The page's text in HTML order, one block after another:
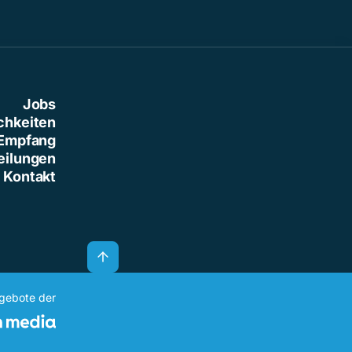
Jobs
Kontakt
der